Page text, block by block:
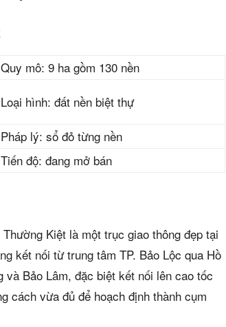
Quy mô: 9 ha gồm 130 nền
Loại hình: đất nền biệt thự
Pháp lý: sổ đỏ từng nền
Tiến độ: đang mở bán
Kiệt là một trục giao thông đẹp tại
kết nối từ trung tâm TP. Bảo Lộc qua Hồ
Bảo Lâm, đặc biệt kết nối lên cao tốc
cách vừa đủ để hoạch định thành cụm